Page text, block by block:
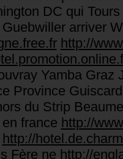
DC qui
arriver
http://
Yamba
Province
du Strip
france http://
http://
Fère ne http://